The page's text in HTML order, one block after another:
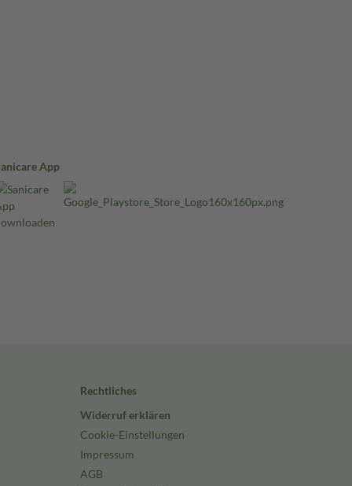
App
Rechtliches
Widerruf erklären
Cookie-Einstellungen
Impressum
AGB